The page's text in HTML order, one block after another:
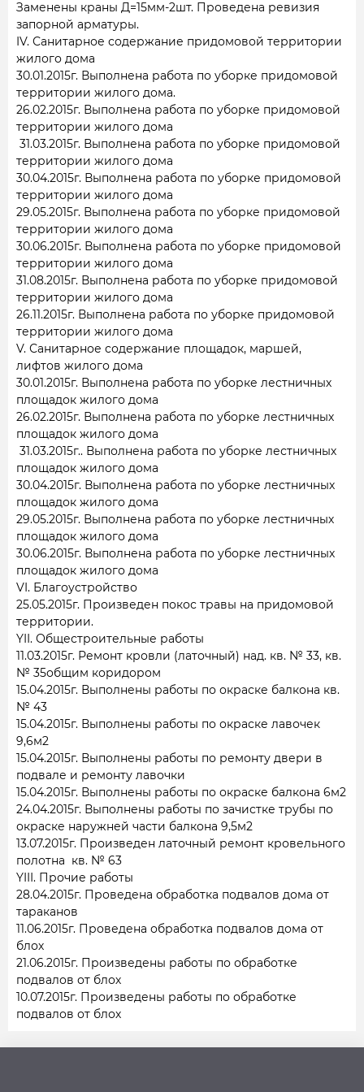
Заменены краны Д=15мм-2шт. Проведена ревизия
запорной арматуры.
IV. Санитарное содержание придомовой территории
жилого дома
30.01.2015г. Выполнена работа по уборке придомовой
территории жилого дома.
26.02.2015г. Выполнена работа по уборке придомовой
территории жилого дома
31.03.2015г. Выполнена работа по уборке придомовой
территории жилого дома
30.04.2015г. Выполнена работа по уборке придомовой
территории жилого дома
29.05.2015г. Выполнена работа по уборке придомовой
территории жилого дома
30.06.2015г. Выполнена работа по уборке придомовой
территории жилого дома
31.08.2015г. Выполнена работа по уборке придомовой
территории жилого дома
26.11.2015г. Выполнена работа по уборке придомовой
территории жилого дома
V. Санитарное содержание площадок, маршей,
лифтов жилого дома
30.01.2015г. Выполнена работа по уборке лестничных
площадок жилого дома
26.02.2015г. Выполнена работа по уборке лестничных
площадок жилого дома
31.03.2015г.. Выполнена работа по уборке лестничных
площадок жилого дома
30.04.2015г. Выполнена работа по уборке лестничных
площадок жилого дома
29.05.2015г. Выполнена работа по уборке лестничных
площадок жилого дома
30.06.2015г. Выполнена работа по уборке лестничных
площадок жилого дома
VI. Благоустройство
25.05.2015г. Произведен покос травы на придомовой
территории.
YII. Общестроительные работы
11.03.2015г. Ремонт кровли (латочный) над. кв. № 33, кв.
№ 35общим коридором
15.04.2015г. Выполнены работы по окраске балкона кв.
№ 43
15.04.2015г. Выполнены работы по окраске лавочек
9,6м2
15.04.2015г. Выполнены работы по ремонту двери в
подвале и ремонту лавочки
15.04.2015г. Выполнены работы по окраске балкона 6м2
24.04.2015г. Выполнены работы по зачистке трубы по
окраске наружней части балкона 9,5м2
13.07.2015г. Произведен латочный ремонт кровельного
полотна кв. № 63
YIII. Прочие работы
28.04.2015г. Проведена обработка подвалов дома от
тараканов
11.06.2015г. Проведена обработка подвалов дома от
блох
21.06.2015г. Произведены работы по обработке
подвалов от блох
10.07.2015г. Произведены работы по обработке
подвалов от блох